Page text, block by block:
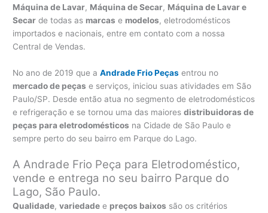
Máquina de Lavar, Máquina de Secar, Máquina de Lavar e
Secar de todas as marcas e modelos, eletrodomésticos
importados e nacionais, entre em contato com a nossa
Central de Vendas.
No ano de 2019 que aAndrade Frio Peças entrou no
mercado de peças e serviços, iniciou suas atividades em São
Paulo/SP. Desde então atua no segmento de eletrodomésticos
e refrigeração e se tornou uma das maioresdistribuidoras de
peças para eletrodomésticos na Cidade de São Paulo e
sempre perto do seu bairro em Parque do Lago.
A Andrade Frio Peça para Eletrodoméstico,
vende e entrega no seu bairro Parque do
Lago, São Paulo.
Qualidade,variedade e preços baixos são os critérios